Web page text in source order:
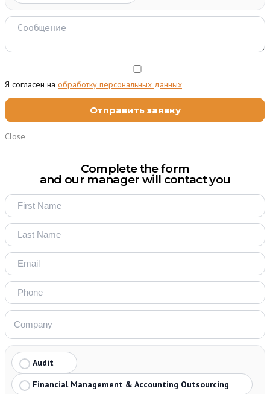
Я согласен на обработку персональных данных
Close
Complete the form
and our manager will contact you
Audit
Financial Management & Accounting Outsourcing